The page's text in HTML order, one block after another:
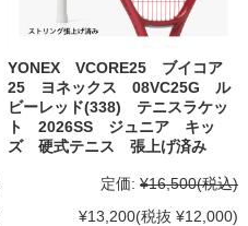
YONEX VCORE25 ブイコア
25 ヨネックス 08VC25G ル
ビーレッド(338) テニスラケッ
ト 2026SS ジュニア キッ
ズ 硬式テニス 張上げ済み
定価: ¥16,500(税込)
¥13,200(税抜 ¥12,000)